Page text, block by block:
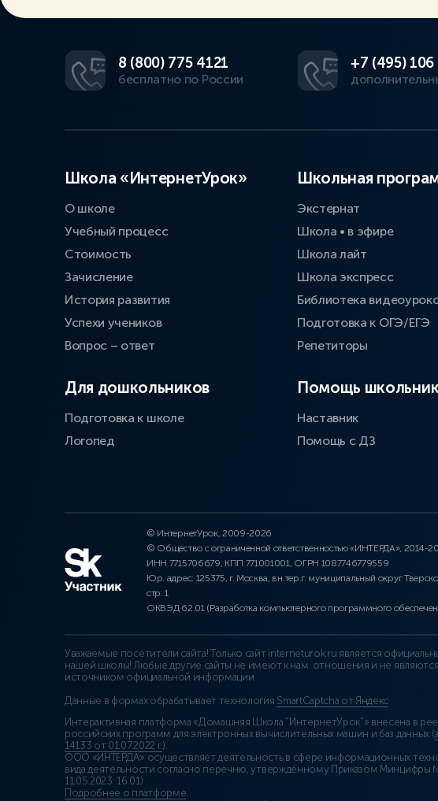
8 (800) 775 4121
бесплатно по России
+7 (495)
Школа «ИнтернетУрок»
О школе
Учебный процесс
Стоимость
Зачисление
История развития
Успехи учеников
Вопрос – ответ
Для дошкольников
Подготовка к школе
Логопед
Школьная
Экстернат
Школа • в эфире
Школа лайт
Школа экспресс
Библиотека
Подготовка к ОГЭ/ЕГЭ
Репетиторы
Помощь
Наставник
Помощь с ДЗ
© ИнтернетУрок, 2009-2026
© Общество с ограниченной ответственностью «ИНТЕРДА», 2014-
ИНН 7715706679, КПП 771001001, ОГРН 1087746779559
Юр. адрес: 125375, г. Москва, вн.тер.г. муниципальный округ
стр. 1
ОКВЭД 62.01 (Разработка компьютерного программного
Уважаемые посетители сайта! Только сайт interneturok.ru является
нашей школы! Любые другие сайты не имеют к нам отношения и не являются
источником официальной информации.
Данные в формах обрабатывает технология SmartCaptcha от Яндекс
Интерактивная платформа «Домашняя Школа “ИнтернетУрок”» внесена в
российских программ для электронных вычислительных машин и баз данных (
14133 от 01.07.2022 г.).
ООО «ИНТЕРДА» осуществляет деятельность в сфере информационных
вида деятельности согласно перечню, утверждённому Приказом Минцифры
11.05.2023: 16.01)
Подробнее о платформе.